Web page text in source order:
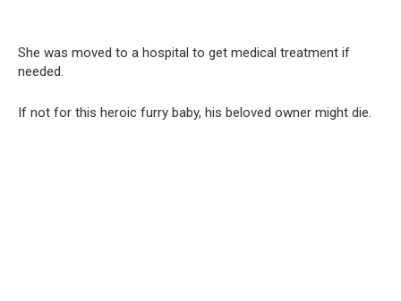
She was moved to a hospital to get medical treatment if
needed.
If not for this heroic furry baby, his beloved owner might die.